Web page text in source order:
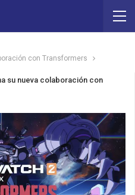
con Transformers
su nueva colaboración con